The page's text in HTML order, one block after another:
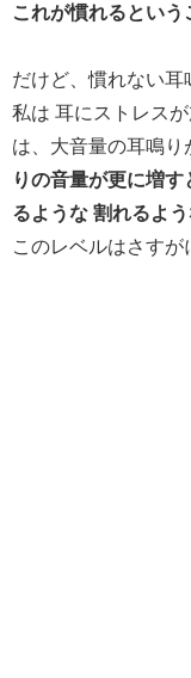
これが慣れるという
だけど、慣れない耳
私は 耳にストレス
は、大音量の耳鳴り
りの音量が更に増
るような 割れるよ
このレベルはさすが